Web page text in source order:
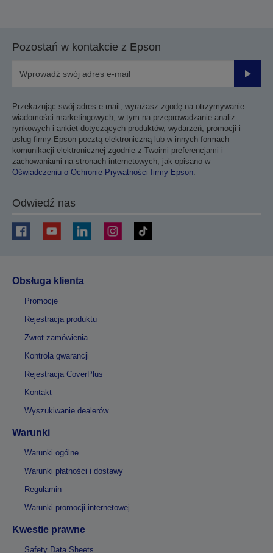
Pozostań w kontakcie z Epson
Przekazując swój adres e-mail, wyrażasz zgodę na otrzymywanie
wiadomości marketingowych, w tym na przeprowadzanie analiz
rynkowych i ankiet dotyczących produktów, wydarzeń, promocji i
usług firmy Epson pocztą elektroniczną lub w innych formach
komunikacji elektronicznej zgodnie z Twoimi preferencjami i
zachowaniami na stronach internetowych, jak opisano w
Oświadczeniu o Ochronie Prywatności firmy Epson.
Odwiedź nas
Obsługa klienta
Promocje
Rejestracja produktu
Zwrot zamówienia
Kontrola gwarancji
Rejestracja CoverPlus
Kontakt
Wyszukiwanie dealerów
Warunki
Warunki ogólne
Warunki płatności i dostawy
Regulamin
Warunki promocji internetowej
Kwestie prawne
Safety Data Sheets